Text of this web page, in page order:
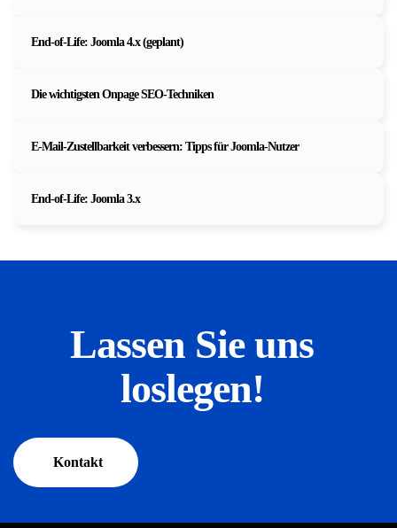
End-of-Life: Joomla 4.x (geplant)
Die wichtigsten Onpage SEO-Techniken
E-Mail-Zustellbarkeit verbessern: Tipps für Joomla-Nutzer
End-of-Life: Joomla 3.x
Lassen Sie uns
loslegen!
Kontakt